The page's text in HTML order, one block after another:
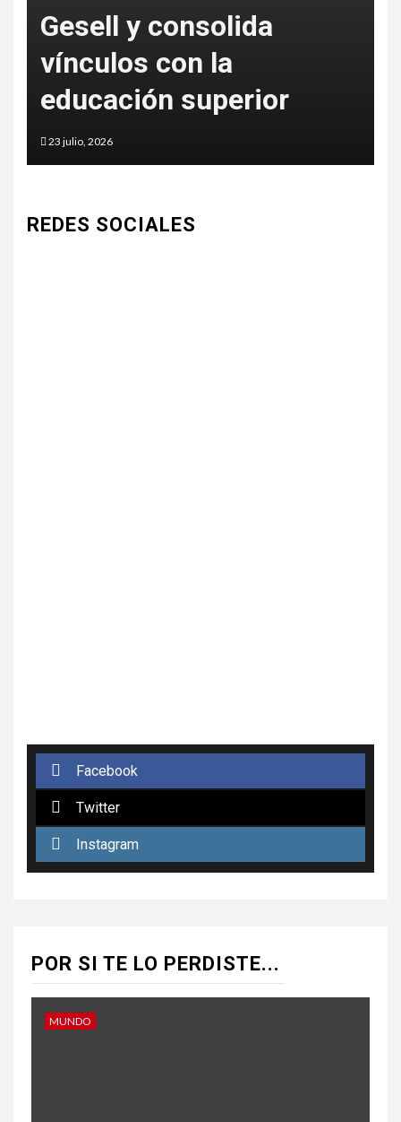
Gesell y consolida
vínculos con la
educación superior
23 julio, 2026
REDES SOCIALES
Facebook
Twitter
Instagram
POR SI TE LO PERDISTE...
MUNDO